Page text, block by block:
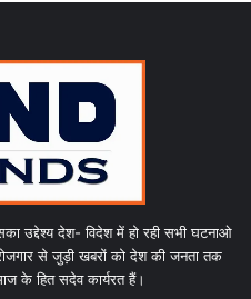
उद्देश्य देश- विदेश में हो रही सभी घटनाओ
से जुड़ी खबरों को देश की जनता तक
के हित सदेव कार्यरत हैं।